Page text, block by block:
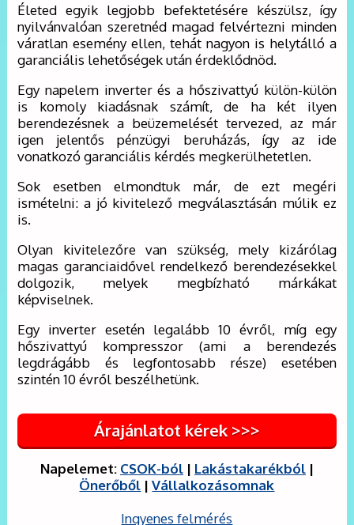
Életed egyik legjobb befektetésére készülsz, így
nyilvánvalóan szeretnéd magad felvértezni minden
váratlan esemény ellen, tehát nagyon is helytálló a
garanciális lehetőségek után érdeklődnöd.
Egy napelem inverter és a hőszivattyú külön-külön
is komoly kiadásnak számít, de ha két ilyen
berendezésnek a beüzemelését tervezed, az már
igen jelentős pénzügyi beruházás, így az ide
vonatkozó garanciális kérdés megkerülhetetlen.
Sok esetben elmondtuk már, de ezt megéri
ismételni: a jó kivitelező megválasztásán múlik ez
is.
Olyan kivitelezőre van szükség, mely kizárólag
magas garanciaidővel rendelkező berendezésekkel
dolgozik, melyek megbízható márkákat
képviselnek.
Egy inverter esetén legalább 10 évről, míg egy
hőszivattyú kompresszor (ami a berendezés
legdrágább és legfontosabb része) esetében
szintén 10 évről beszélhetünk.
Árajánlatot kérek >>>
Napelemet: CSOK-ból| Lakástakarékból|
Önerőből |Vállalkozásomnak
Ingyenes felmérés